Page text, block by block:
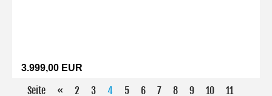
3.999,00 EUR
Seite « 2 3 4 5 6 7 8 9 10
11